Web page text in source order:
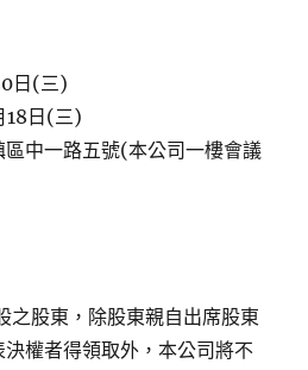
日(三)
18日(三)
中一路五號(本公司一樓會議
之股東，除股東親自出席股東
權者得領取外，本公司將不